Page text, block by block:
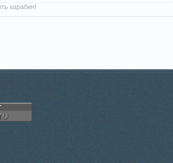
карабин!